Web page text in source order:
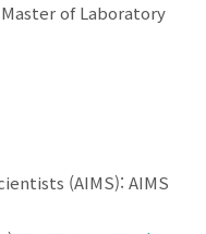
of Laboratory
(AIMS): AIMS